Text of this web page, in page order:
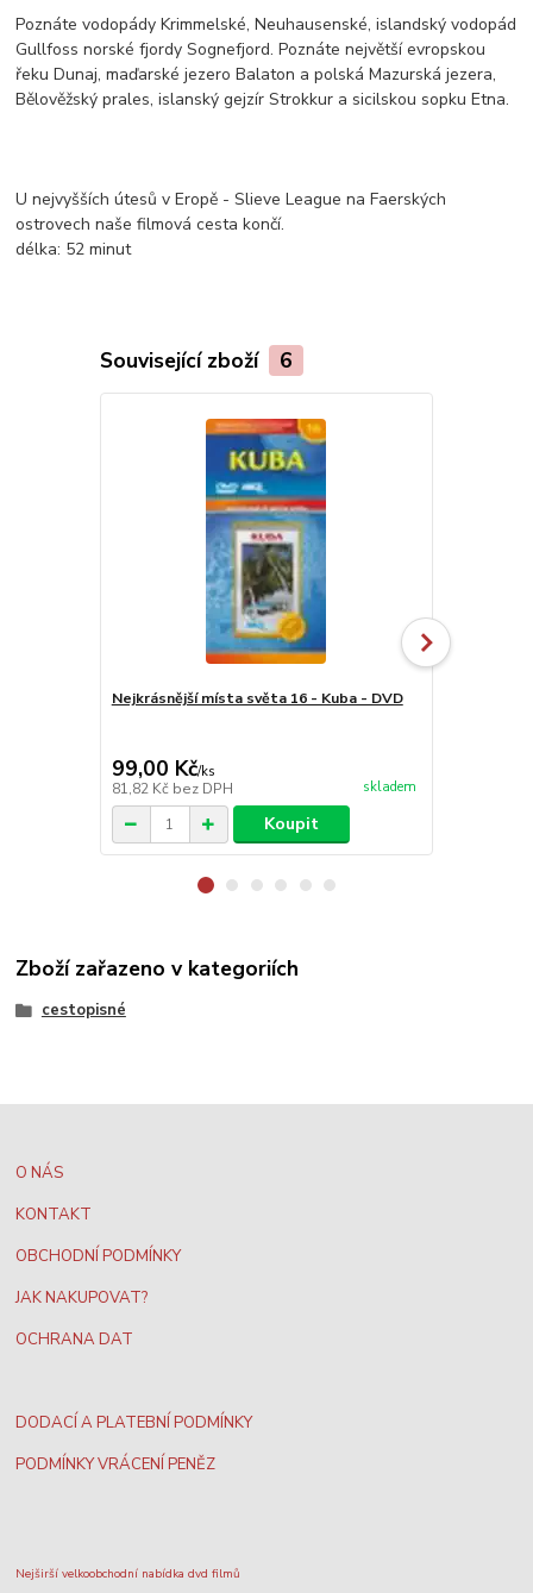
Poznáte vodopády Krimmelské, Neuhausenské, islandský vodopád
Gullfoss norské fjordy Sognefjord. Poznáte největší evropskou
řeku Dunaj, maďarské jezero Balaton a polská Mazurská jezera,
Bělověžský prales, islanský gejzír Strokkur a sicilskou sopku Etna.
U nejvyšších útesů v Eropě - Slieve League na Faerských
ostrovech naše filmová cesta končí.
délka: 52 minut
Související zboží 6
Nejkrásnější místa světa 16 - Kuba - DVD
99,00 Kč/ks
81,82 Kč bez DPH skladem
Koupit
Zboží zařazeno v kategoriích
cestopisné
O NÁS
KONTAKT
OBCHODNÍ PODMÍNKY
JAK NAKUPOVAT?
OCHRANA DAT
DODACÍ A PLATEBNÍ PODMÍNKY
PODMÍNKY VRÁCENÍ PENĚZ
Nejširší velkoobchodní nabídka dvd filmů